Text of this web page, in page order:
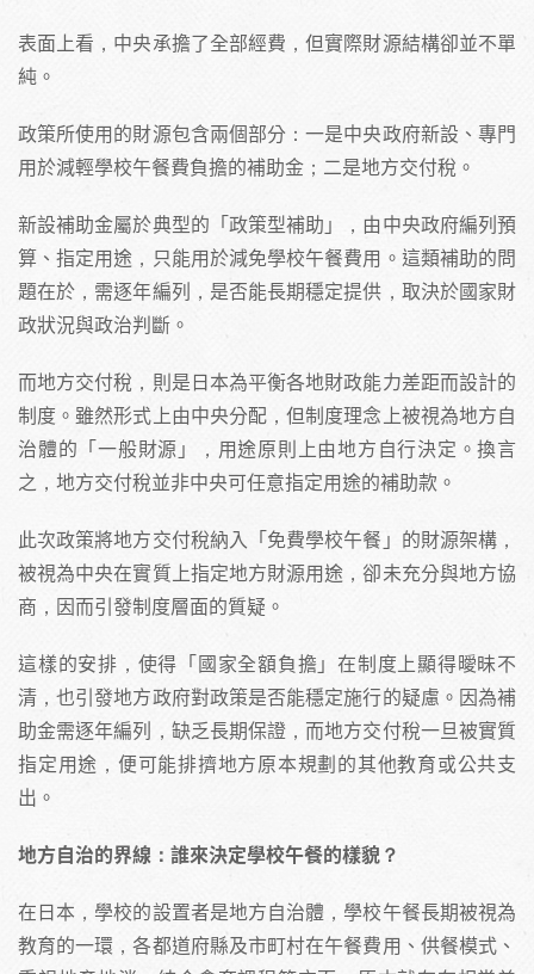
表面上看，中央承擔了全部經費，但實際財源結構卻並不單
純。
政策所使用的財源包含兩個部分：一是中央政府新設、專門
用於減輕學校午餐費負擔的補助金；二是地方交付稅。
新設補助金屬於典型的「政策型補助」，由中央政府編列預
算、指定用途，只能用於減免學校午餐費用。這類補助的問
題在於，需逐年編列，是否能長期穩定提供，取決於國家財
政狀況與政治判斷。
而地方交付稅，則是日本為平衡各地財政能力差距而設計的
制度。雖然形式上由中央分配，但制度理念上被視為地方自
治體的「一般財源」，用途原則上由地方自行決定。換言
之，地方交付稅並非中央可任意指定用途的補助款。
此次政策將地方交付稅納入「免費學校午餐」的財源架構，
被視為中央在實質上指定地方財源用途，卻未充分與地方協
商，因而引發制度層面的質疑。
這樣的安排，使得「國家全額負擔」在制度上顯得曖昧不
清，也引發地方政府對政策是否能穩定施行的疑慮。因為補
助金需逐年編列，缺乏長期保證，而地方交付稅一旦被實質
指定用途，便可能排擠地方原本規劃的其他教育或公共支
出。
地方自治的界線：誰來決定學校午餐的樣貌？
在日本，學校的設置者是地方自治體，學校午餐長期被視為
教育的一環，各都道府縣及市町村在午餐費用、供餐模式、